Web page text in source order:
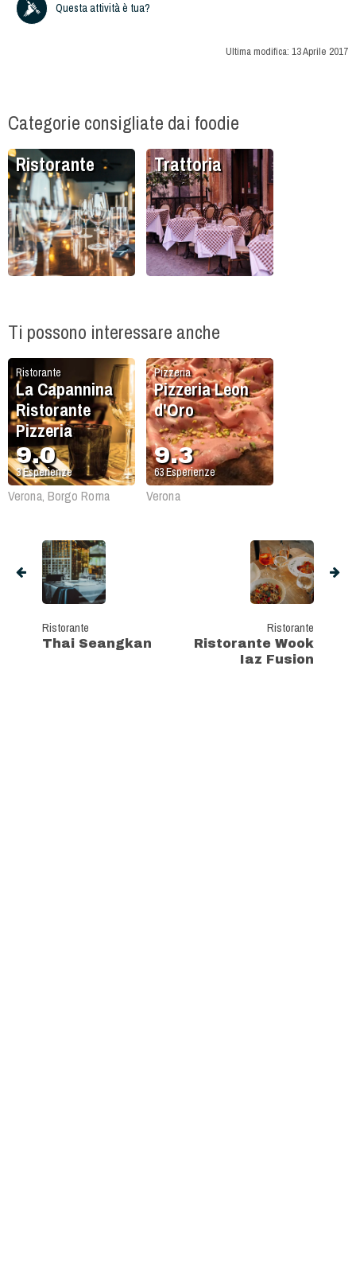
Questa attività è tua?
Ultima modifica: 13 Aprile 2017
Categorie consigliate dai foodie
Ristorante Trattoria
Ti possono interessare anche
Ristorante
La Capannina
Ristorante
Pizzeria
9.0
3Esperienze
Verona, Borgo Roma
Pizzeria
Pizzeria Leon
d'Oro
9.3
63Esperienze
Verona
Ristorante
Thai Seangkan
Ristorante
Ristorante Wook
Iaz Fusion